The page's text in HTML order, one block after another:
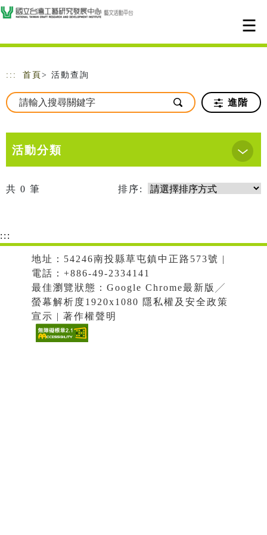
跳到主要內容
網站導覽
::: 首頁 > 活動查詢
進階
活動分類
共 0 筆 排序:
:::
地址：54246南投縣草屯鎮中正路573號 |
電話：+886-49-2334141
最佳瀏覽狀態：Google Chrome最新版╱
螢幕解析度1920x1080 隱私權及安全政策
宣示 | 著作權聲明